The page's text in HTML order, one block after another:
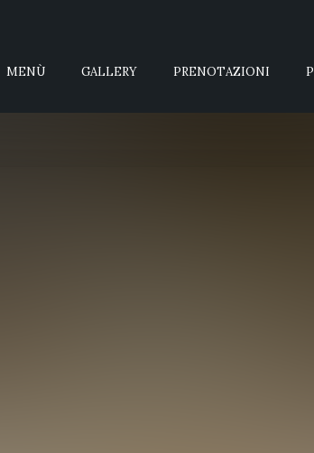
MENÙ GALLERY PRENOTAZIONI